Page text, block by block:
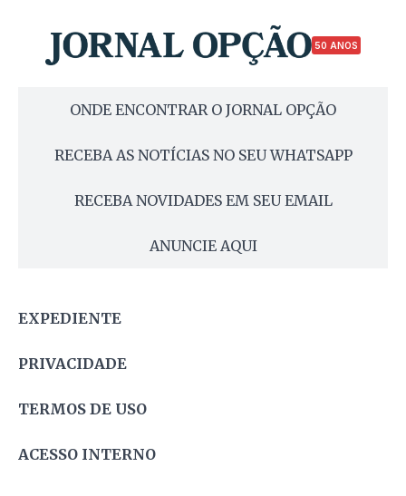
50 ANOS
ONDE ENCONTRAR O JORNAL OPÇÃO
RECEBA AS NOTÍCIAS NO SEU WHATSAPP
RECEBA NOVIDADES EM SEU EMAIL
ANUNCIE AQUI
EXPEDIENTE
PRIVACIDADE
TERMOS DE USO
ACESSO INTERNO